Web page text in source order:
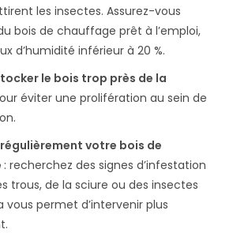
les insectes. Assurez-vous
bois de chauffage prêt à l’emploi,
d’humidité inférieur à 20 %.
le bois trop près de la
éviter une prolifération au sein de
votre bois de
: recherchez des signes d’infestation
trous, de la sciure ou des insectes
vous permet d’intervenir plus